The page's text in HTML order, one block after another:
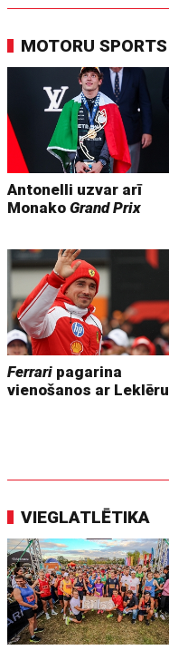
MOTORU SPORTS
Antonelli uzvar arī
MonakoGrand Prix
Ferrari pagarina
vienošanos ar Leklēru
VIEGLATLĒTIKA